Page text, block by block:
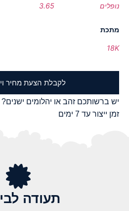
נופלים 3.65
מתכת
18K
לקבלת הצעת מחיר
יש ברשותכם זהב או יהלומים ישנים?
זמן ייצור עד 7 ימים
תעודה